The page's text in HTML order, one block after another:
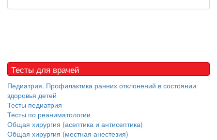
Тесты для врачей
Педиатрия. Профилактика ранних отклонений в состоянии
здоровья детей
Тесты педиатрия
Тесты по реаниматологии
Общая хирургия (асептика и антисептика)
Общая хирургия (местная анестезия)